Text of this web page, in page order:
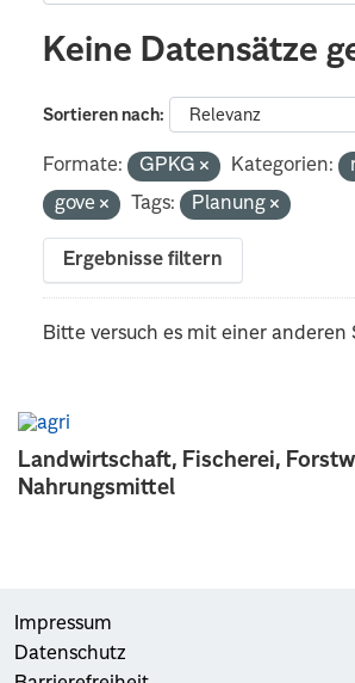
Landwirtschaft, Fischerei,
Nahrungsmittel
Keine Datensätze
Sortieren nach
Formate: GPKG Kategorien:
gove
Tags: Planung
Ergebnisse filtern
Bitte versuch es mit einer anderen
Impressum
Datenschutz